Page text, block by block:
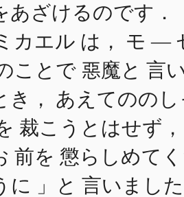
あざけるのです．
カエル は， モ ―
ことで 惡魔と 言
き， あえてののし
裁こうとはせず，
前を 懲らしめて
に 」と 言いまし